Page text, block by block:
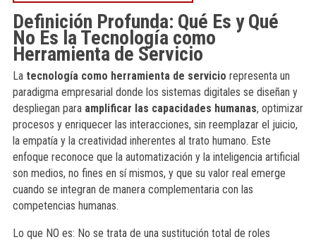
Definición Profunda: Qué Es y Qué
No Es la Tecnología como
Herramienta de Servicio
La tecnología como herramienta de servicio representa un
paradigma empresarial donde los sistemas digitales se diseñan y
despliegan para amplificar las capacidades humanas, optimizar
procesos y enriquecer las interacciones, sin reemplazar el juicio,
la empatía y la creatividad inherentes al trato humano. Este
enfoque reconoce que la automatización y la inteligencia artificial
son medios, no fines en sí mismos, y que su valor real emerge
cuando se integran de manera complementaria con las
competencias humanas.
Lo que NO es: No se trata de una sustitución total de roles